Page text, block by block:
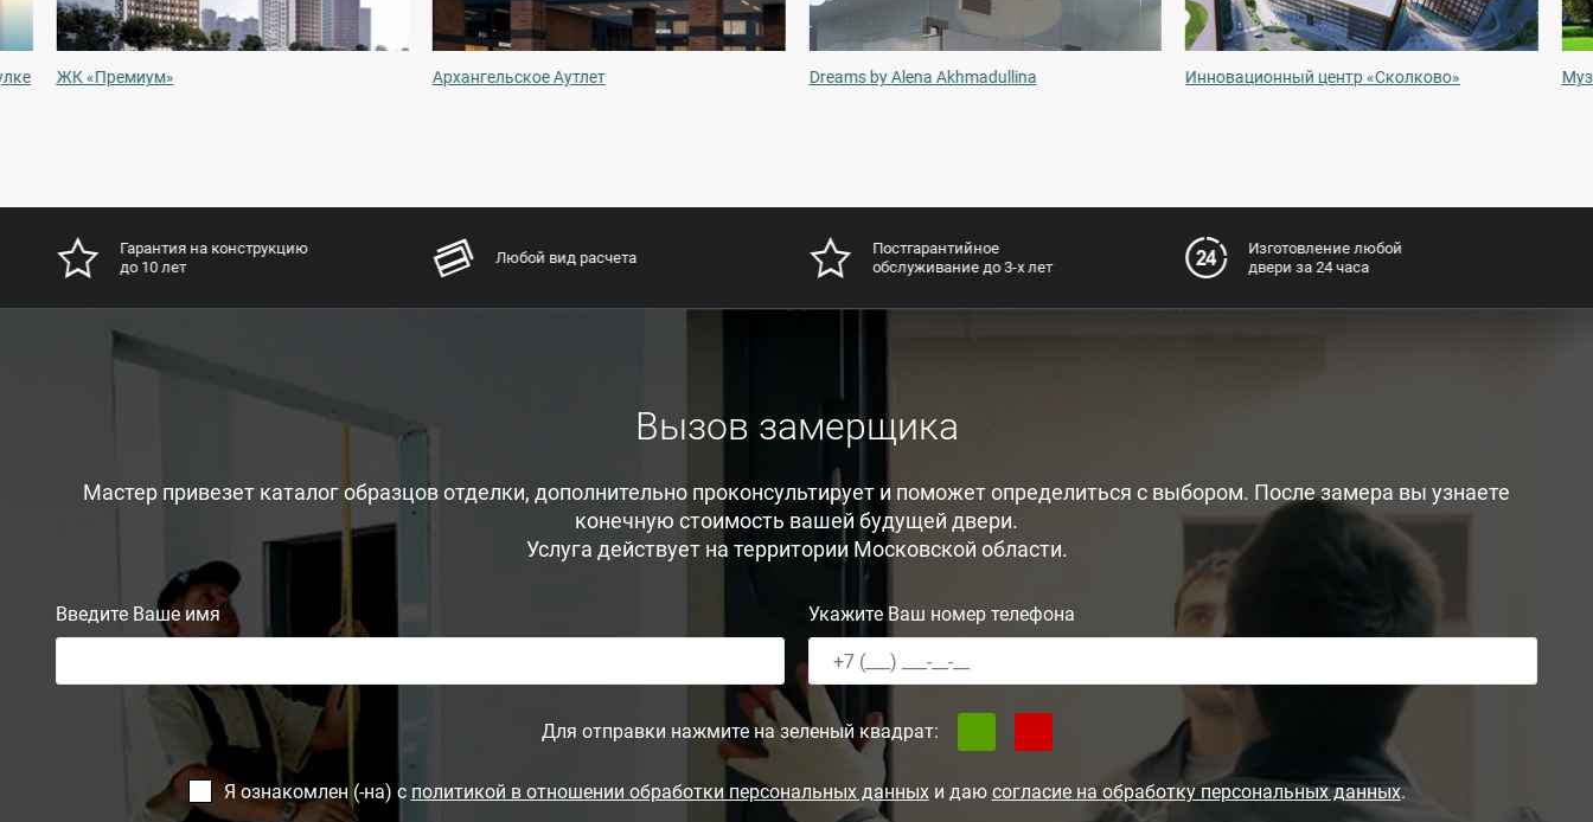
ЖК «Премиум» Архангельское Аутлет Dreams by Alena Akhmadullina Инновационный центр «Сколково»
Гарантия на конструкцию
до 10 лет
Любой вид расчета
Постгарантийное
обслуживание до 3-х лет
Изготовление любой
двери за 24 часа
Вызов замерщика
Мастер привезет каталог образцов отделки, дополнительно проконсультирует и поможет определиться с выбором. После замера вы узнаете
конечную стоимость вашей будущей двери.
Услуга действует на территории Московской области.
Введите Ваше имя Укажите Ваш номер телефона
Для отправки нажмите на зеленый квадрат:
Я ознакомлен (-на) с политикой в отношении обработки персональных данныхи даю согласие на обработку персональных данных.